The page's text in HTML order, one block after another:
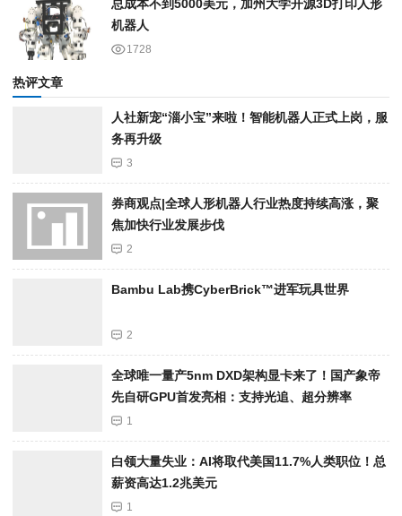
总成本不到5000美元，加州大学开源3D打印人形
机器人
1728
热评文章
人社新宠“淄小宝”来啦！智能机器人正式上岗，服
务再升级
3
券商观点|全球人形机器人行业热度持续高涨，聚
焦加快行业发展步伐
2
Bambu Lab携Cyber​​Brick™进军玩具世界
2
全球唯一量产5nm DXD架构显卡来了！国产象帝
先自研GPU首发亮相：支持光追、超分辨率
1
白领大量失业：AI将取代美国11.7%人类职位！总
薪资高达1.2兆美元
1